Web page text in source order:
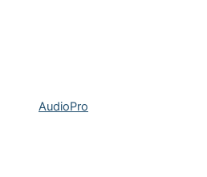
AudioPro